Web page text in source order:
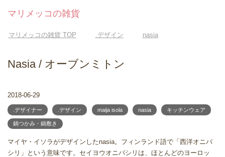
マリメッコの雑貨
マリメッコの雑貨TOP .デザイン nasia
Nasia / オーブンミトン
2018-06-29
.デザイナー .デザイン maija isola nasia キッチンウェア
鍋つかみ・鍋敷き
マイヤ・イソラがデザインしたnasia。フィンランド語で「西洋オニバ
シリ」という意味です。セイヨウオニバシリは、ほとんどのヨーロッ